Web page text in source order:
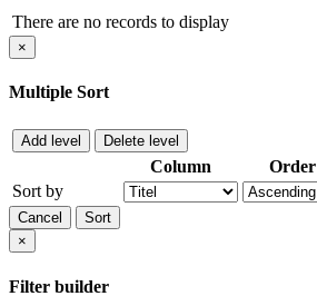
There are no records to display
×
Multiple Sort
Add level Delete level
Column
Order
Sort by
Cancel
Sort
×
Filter builder